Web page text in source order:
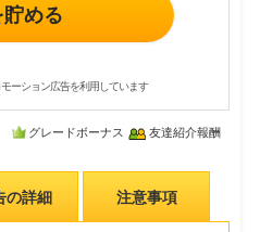
める
ーション広告を利用しています
グレードボーナス 友達紹介報酬
の詳細 注意事項